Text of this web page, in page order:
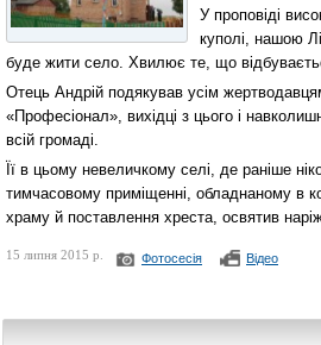
У проповіді
куполі, нашою
буде жити село. Хвилює те, що
Отець Андрій подякував усім
«Професіонал», вихідці з цього і
всій громаді.
Її в цьому невеличкому селі, де раніше
тимчасовому приміщенні, обладнаному в
храму й поставлення хреста, освятив
15 липня 2015 р. Фотосесія Відео